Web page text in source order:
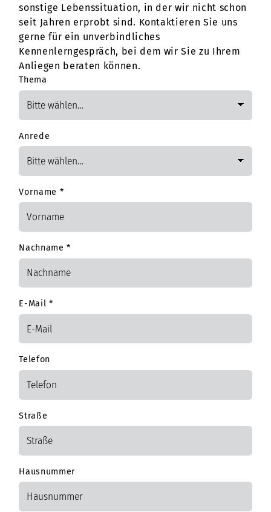
sonstige Lebenssituation, in der wir nicht schon
seit Jahren erprobt sind. Kontaktieren Sie uns
gerne für ein unverbindliches
Kennenlerngespräch, bei dem wir Sie zu Ihrem
Anliegen beraten können.
Thema
Anrede
Vorname *
Nachname*
E-Mail *
Telefon
Straße
Hausnummer